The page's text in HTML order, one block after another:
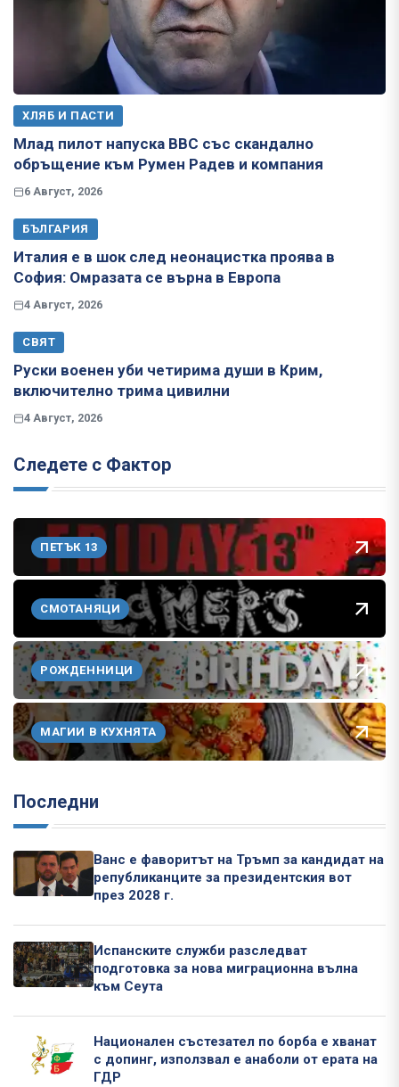
ХЛЯБ И ПАСТИ
Млад пилот напуска ВВС със скандално
обръщение към Румен Радев и компания
6 Август, 2026
БЪЛГАРИЯ
Италия е в шок след неонацистка проява в
София: Омразата се върна в Европа
4 Август, 2026
СВЯТ
Руски военен уби четирима души в Крим,
включително трима цивилни
4 Август, 2026
Следете с Фактор
ПЕТЪК 13
СМОТАНЯЦИ
РОЖДЕННИЦИ
МАГИИ В КУХНЯТА
Последни
Ванс е фаворитът на Тръмп за кандидат на
републиканците за президентския вот
през 2028 г.
Испанските служби разследват
подготовка за нова миграционна вълна
към Сеута
Национален състезател по борба е хванат
с допинг, използвал е анаболи от ерата на
ГДР